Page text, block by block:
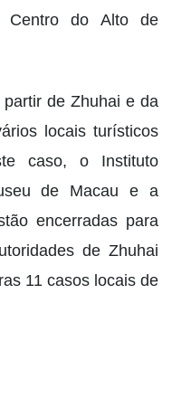
Centro do Alto de
de Zhuhai e da
locais turísticos
caso, o Instituto
de Macau e a
encerradas para
de Zhuhai
11 casos locais de